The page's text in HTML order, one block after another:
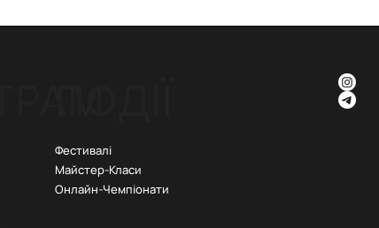
Фестивалі
Майстер-Класи
Онлайн-Чемпіонати